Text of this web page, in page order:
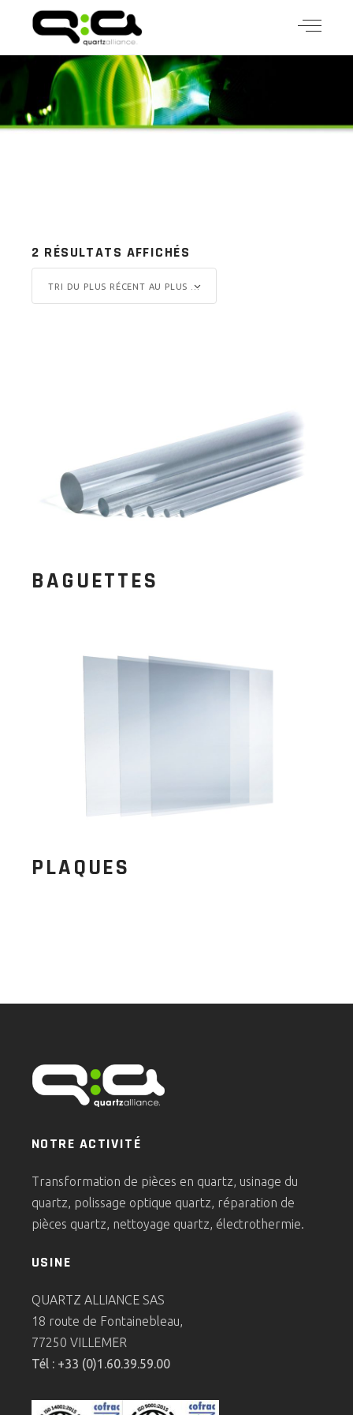
2 RÉSULTATS AFFICHÉS
TRI DU PLUS RÉCENT AU PLUS ANCIEN
BAGUETTES
PLAQUES
NOTRE ACTIVITÉ
Transformation de pièces en quartz, usinage du
quartz, polissage optique quartz, réparation de
pièces quartz, nettoyage quartz, électrothermie.
USINE
QUARTZ ALLIANCE SAS
18 route de Fontainebleau,
77250 VILLEMER
Tél : +33 (0)1.60.39.59.00